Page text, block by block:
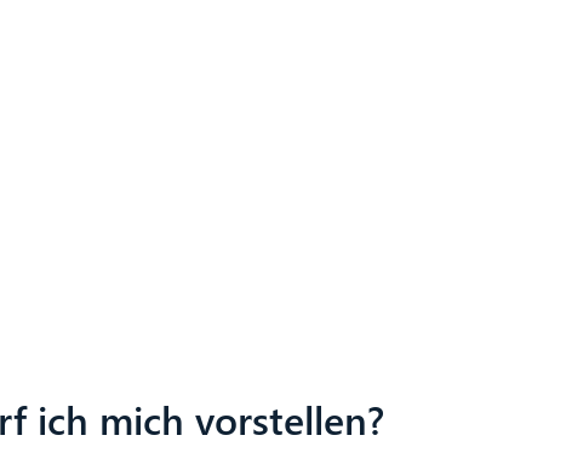
ich mich vorstellen?